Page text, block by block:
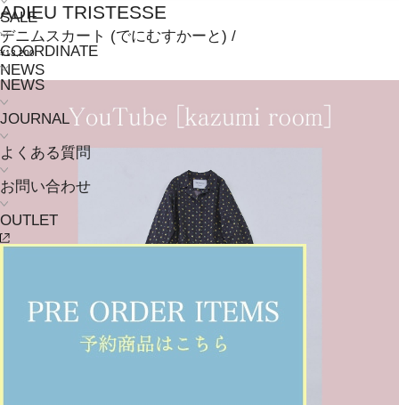
SALE
COORDINATE
NEWS
JOURNAL
よくある質問
お問い合わせ
OUTLET
ADIEU TRISTESSE
デニムスカート (でにむすかーと) /
¥13,200
NEWS